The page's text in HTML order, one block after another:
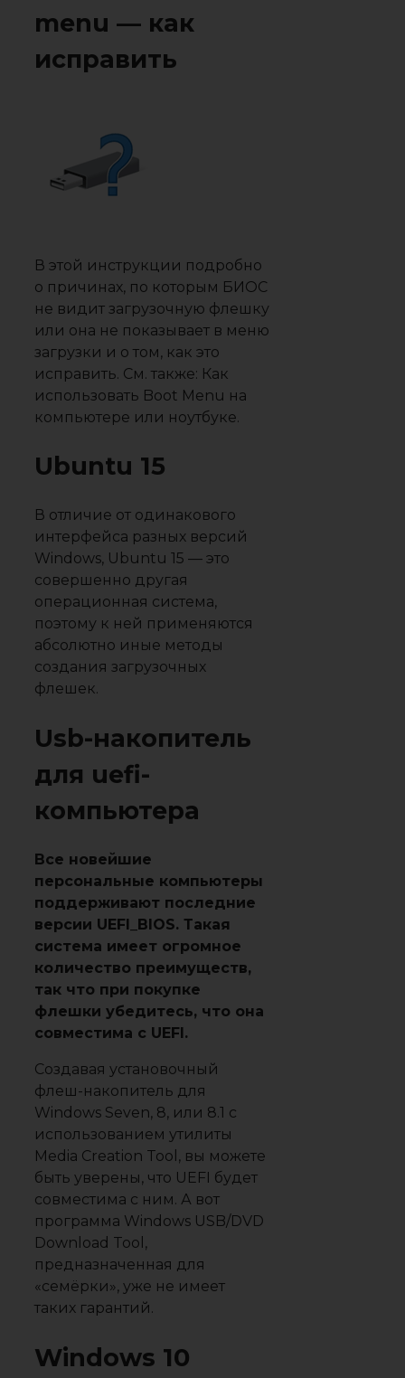
menu — как
исправить
В этой инструкции подробно
о причинах, по которым БИОС
не видит загрузочную флешку
или она не показывает в меню
загрузки и о том, как это
исправить. См. также: Как
использовать Boot Menu на
компьютере или ноутбуке.
Ubuntu 15
В отличие от одинакового
интерфейса разных версий
Windows, Ubuntu 15 — это
совершенно другая
операционная система,
поэтому к ней применяются
абсолютно иные методы
создания загрузочных
флешек.
Usb-накопитель
для uefi-
компьютера
Все новейшие
персональные компьютеры
поддерживают последние
версии UEFI_BIOS. Такая
система имеет огромное
количество преимуществ,
так что при покупке
флешки убедитесь, что она
совместима с UEFI.
Создавая установочный
флеш-накопитель для
Windows Seven, 8, или 8.1 с
использованием утилиты
Media Creation Tool, вы можете
быть уверены, что UEFI будет
совместима с ним. А вот
программа Windows USB/DVD
Download Tool,
предназначенная для
«семёрки», уже не имеет
таких гарантий.
Windows 10